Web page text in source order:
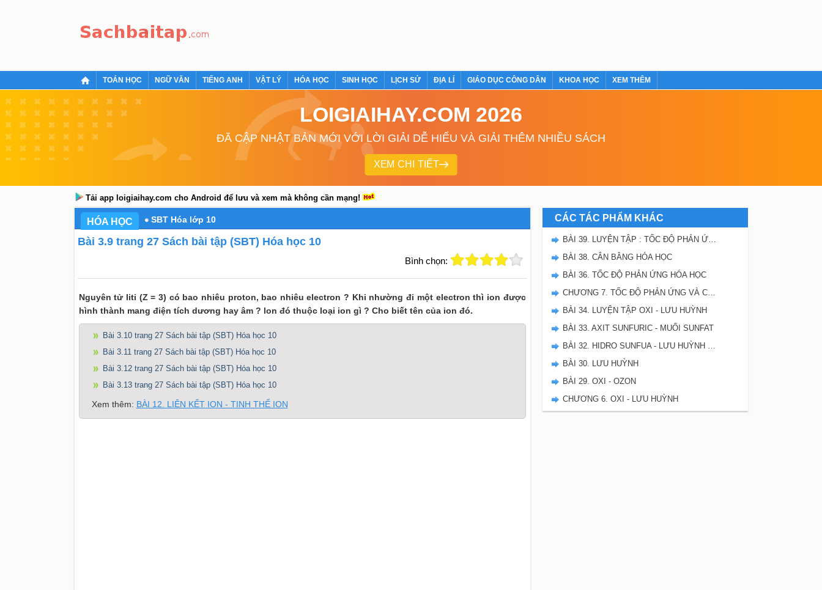
TOÁN HỌC NGỮ VĂN TIẾNG ANH VẬT LÝ HÓA HỌC SINH HỌC LỊCH SỬ ĐỊA LÍ GIÁO DỤC CÔNG DÂN KHOA HỌC XEM THÊM
LOIGIAIHAY.COM 2026
ĐÃ CẬP NHẬT BẢN MỚI VỚI LỜI GIẢI DỄ HIỂU VÀ GIẢI THÊM NHIỀU SÁCH
XEM CHI TIẾT
Tải app loigiaihay.com cho Android để lưu và xem mà không cần mạng!
HÓA HỌC SBT Hóa lớp 10
Bài 3.9 trang 27 Sách bài tập (SBT) Hóa học 10
Bình chọn:
Nguyên tử liti (Z = 3) có bao nhiêu proton, bao nhiêu electron ? Khi nhường đi một electron thì ion được
hình thành mang điện tích dương hay âm ? lon đó thuộc loại ion gì ? Cho biết tên của ion đó.
Bài 3.10 trang 27 Sách bài tập (SBT) Hóa học 10
Bài 3.11 trang 27 Sách bài tập (SBT) Hóa học 10
Bài 3.12 trang 27 Sách bài tập (SBT) Hóa học 10
Bài 3.13 trang 27 Sách bài tập (SBT) Hóa học 10
Xem thêm: BÀI 12. LIÊN KẾT ION - TINH THỂ ION
CÁC TÁC PHẨM KHÁC
BÀI 39. LUYỆN TẬP : TỐC ĐỘ PHẢN ỨNG VÀ CÂN BẰNG HÓA HỌC
BÀI 38. CÂN BẰNG HÓA HỌC
BÀI 36. TỐC ĐỘ PHẢN ỨNG HÓA HỌC
CHƯƠNG 7. TỐC ĐỘ PHẢN ỨNG VÀ CÂN BẰNG HÓA HỌC - SBT HÓA 10
BÀI 34. LUYỆN TẬP OXI - LƯU HUỲNH
BÀI 33. AXIT SUNFURIC - MUỐI SUNFAT
BÀI 32. HIDRO SUNFUA - LƯU HUỲNH DIOXIT - LƯU HUYNH TRIOXIT
BÀI 30. LƯU HUỲNH
BÀI 29. OXI - OZON
CHƯƠNG 6. OXI - LƯU HUỲNH